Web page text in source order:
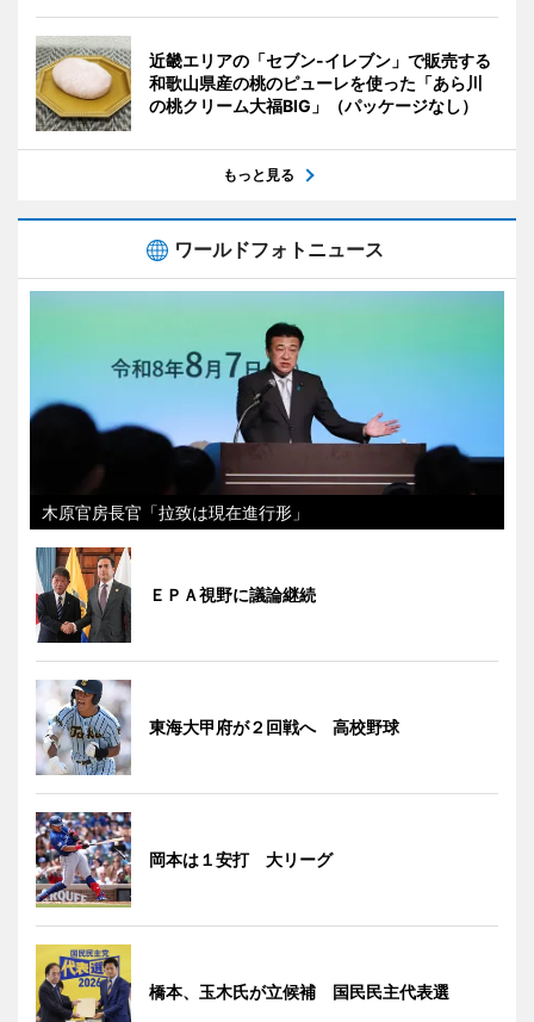
近畿エリアの「セブン-イレブン」で販売する
和歌山県産の桃のピューレを使った「あら川
の桃クリーム大福BIG」（パッケージなし）
もっと見る
ワールドフォトニュース
木原官房長官「拉致は現在進行形」
ＥＰＡ視野に議論継続
東海大甲府が２回戦へ 高校野球
岡本は１安打 大リーグ
橋本、玉木氏が立候補 国民民主代表選